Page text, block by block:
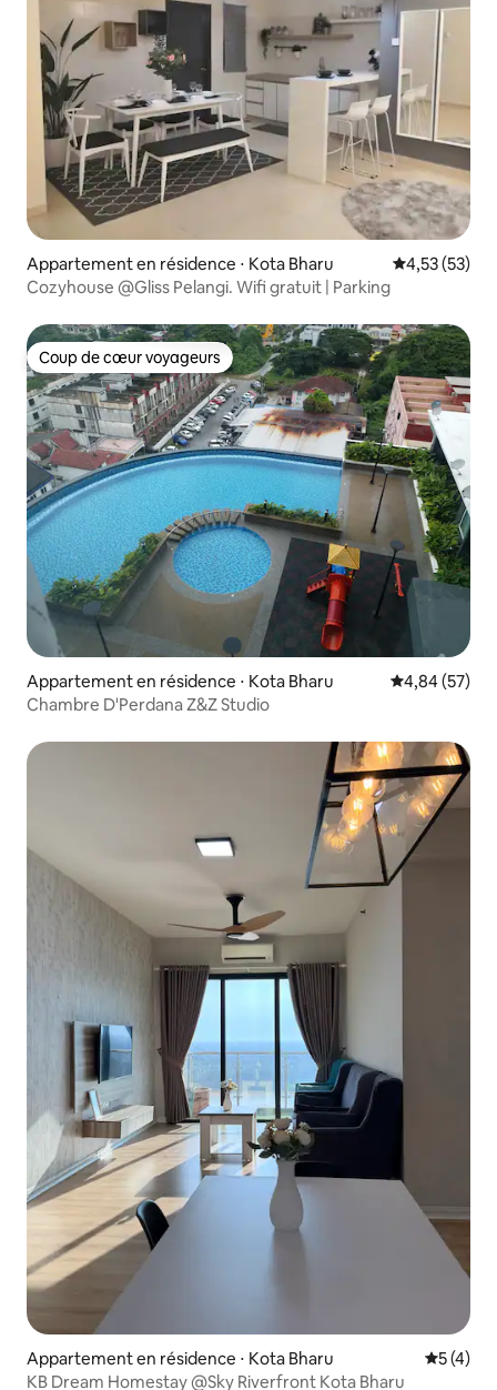
Appartement en résidence ⋅ Kota Bharu Évaluation
4,53 (53)
Cozyhouse @Gliss Pelangi. Wifi gratuit | Parking
Coup de cœur voyageurs
Coup de cœur voyageurs
Appartement en résidence ⋅ Kota Bharu Évaluation
4,84 (57)
Chambre D'Perdana Z&Z Studio
Appartement en résidence ⋅ Kota Bharu
5 (4)
KB Dream Homestay @Sky Riverfront Kota Bharu